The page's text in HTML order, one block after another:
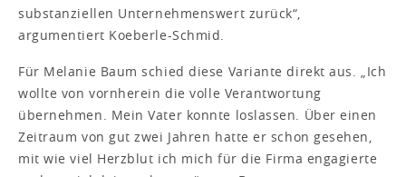
substanziellen Unternehmenswert zurück“,
argumentiert Koeberle-Schmid.
Für Melanie Baum schied diese Variante direkt aus. „Ich
wollte von vornherein die volle Verantwortung
übernehmen. Mein Vater konnte loslassen. Über einen
Zeitraum von gut zwei Jahren hatte er schon gesehen,
mit wie viel Herzblut ich mich für die Firma engagierte